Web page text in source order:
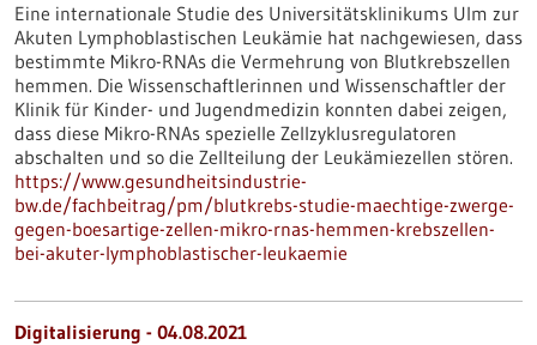
Eine internationale Studie des Universitätsklinikums Ulm zur
Akuten Lymphoblastischen Leukämie hat nachgewiesen, dass
bestimmte Mikro-RNAs die Vermehrung von Blutkrebszellen
hemmen. Die Wissenschaftlerinnen und Wissenschaftler der
Klinik für Kinder- und Jugendmedizin konnten dabei zeigen,
dass diese Mikro-RNAs spezielle Zellzyklusregulatoren
abschalten und so die Zellteilung der Leukämiezellen stören.
https://www.gesundheitsindustrie-
bw.de/fachbeitrag/pm/blutkrebs-studie-maechtige-zwerge-
gegen-boesartige-zellen-mikro-rnas-hemmen-krebszellen-
bei-akuter-lymphoblastischer-leukaemie
Digitalisierung - 04.08.2021